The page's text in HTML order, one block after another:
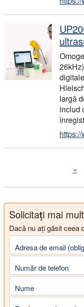
largă
includ
«
Solicitați mai
Dacă nu ați găsit ceea
Adresa de email
Număr de telefon
Nume